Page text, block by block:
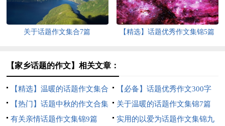
关于话题作文集合7篇 【精选】话题优秀作文集锦5篇
【家乡话题的作文】相关文章：
【精选】温暖的话题作文集合
十篇
【必备】话题优秀作文300字
集合七篇
【热门】话题中秋的作文合集
9篇
关于温暖的话题作文集锦7篇
有关亲情话题作文集锦9篇
实用的以爱为话题作文集锦九